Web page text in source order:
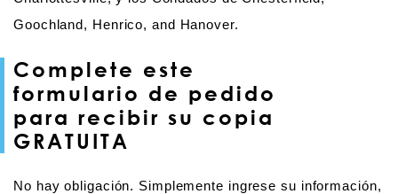
Goochland, Henrico, and Hanover.
Complete este
formulario de pedido
para recibir su copia
GRATUITA
No hay obligación. Simplemente ingrese su información,